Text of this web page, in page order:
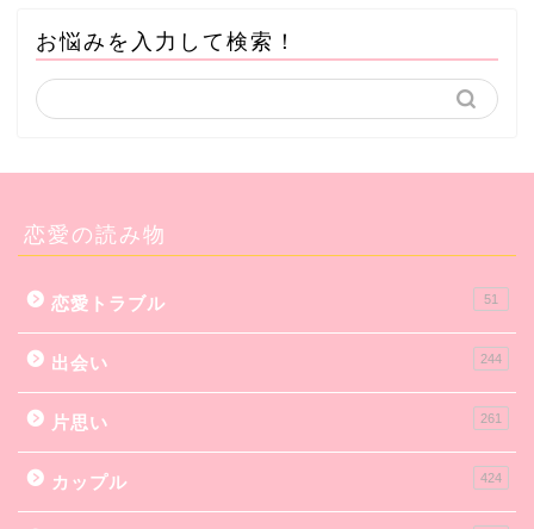
お悩みを入力して検索！
恋愛の読み物
恋愛トラブル 51
出会い 244
片思い 261
カップル 424